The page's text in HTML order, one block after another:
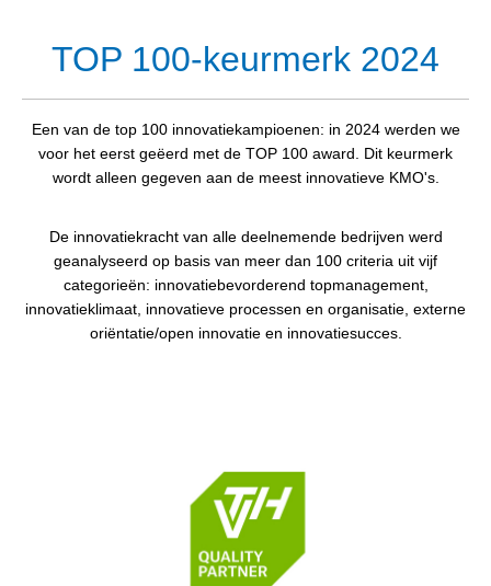
TOP 100-keurmerk 2024
Een van de top 100 innovatiekampioenen: in 2024 werden we
voor het eerst geëerd met de TOP 100 award. Dit keurmerk
wordt alleen gegeven aan de meest innovatieve KMO's.
De innovatiekracht van alle deelnemende bedrijven werd
geanalyseerd op basis van meer dan 100 criteria uit vijf
categorieën: innovatiebevorderend topmanagement,
innovatieklimaat, innovatieve processen en organisatie, externe
oriëntatie/open innovatie en innovatiesucces.